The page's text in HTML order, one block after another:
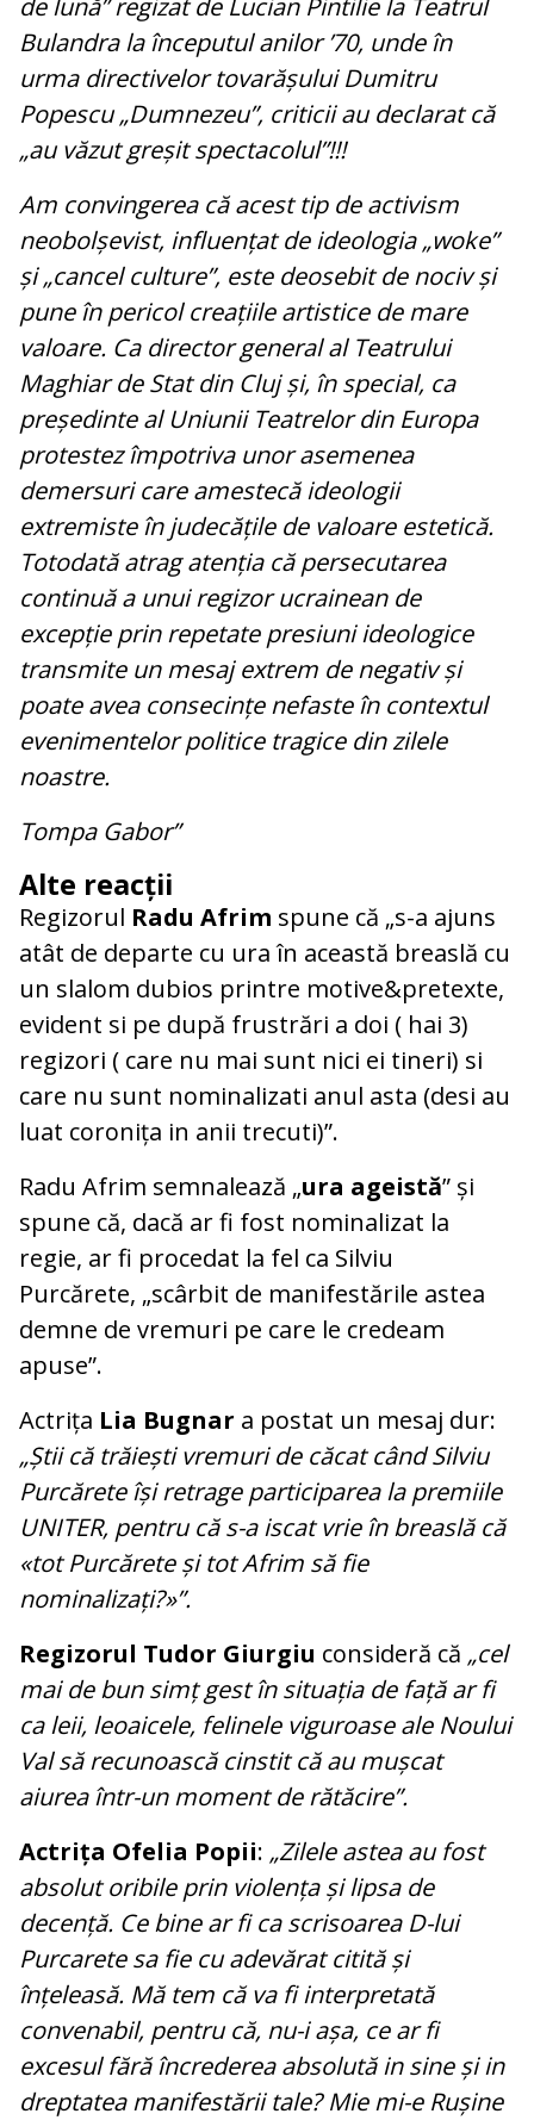
de lună” regizat de Lucian Pintilie la Teatrul
Bulandra la începutul anilor ’70, unde în
urma directivelor tovarășului Dumitru
Popescu „Dumnezeu”, criticii au declarat că
„au văzut greșit spectacolul”!!!
Am convingerea că acest tip de activism
neobolșevist, influențat de ideologia „woke”
și „cancel culture”, este deosebit de nociv și
pune în pericol creațiile artistice de mare
valoare. Ca director general al Teatrului
Maghiar de Stat din Cluj și, în special, ca
președinte al Uniunii Teatrelor din Europa
protestez împotriva unor asemenea
demersuri care amestecă ideologii
extremiste în judecățile de valoare estetică.
Totodată atrag atenția că persecutarea
continuă a unui regizor ucrainean de
excepție prin repetate presiuni ideologice
transmite un mesaj extrem de negativ și
poate avea consecințe nefaste în contextul
evenimentelor politice tragice din zilele
noastre.
Tompa Gabor”
Alte reacții
Regizorul Radu Afrim spune că „s-a ajuns
atât de departe cu ura în această breaslă cu
un slalom dubios printre motive&pretexte,
evident si pe după frustrări a doi ( hai 3)
regizori ( care nu mai sunt nici ei tineri) si
care nu sunt nominalizati anul asta (desi au
luat coronița in anii trecuti)”.
Radu Afrim semnalează „ura ageistă” și
spune că, dacă ar fi fost nominalizat la
regie, ar fi procedat la fel ca Silviu
Purcărete, „scârbit de manifestările astea
demne de vremuri pe care le credeam
apuse”.
Actrița Lia Bugnar a postat un mesaj dur:
„Știi că trăiești vremuri de căcat când Silviu
Purcărete își retrage participarea la premiile
UNITER, pentru că s-a iscat vrie în breaslă că
«tot Purcărete și tot Afrim să fie
nominalizați?»”.
Regizorul Tudor Giurgiu consideră că „cel
mai de bun simț gest în situația de față ar fi
ca leii, leoaicele, felinele viguroase ale Noului
Val să recunoască cinstit că au mușcat
aiurea într-un moment de rătăcire”.
Actrița Ofelia Popii: „Zilele astea au fost
absolut oribile prin violența și lipsa de
decență. Ce bine ar fi ca scrisoarea D-lui
Purcarete sa fie cu adevărat citită și
înțeleasă. Mă tem că va fi interpretată
convenabil, pentru că, nu-i așa, ce ar fi
excesul fără încrederea absolută in sine și in
dreptatea manifestării tale? Mie mi-e Rușine